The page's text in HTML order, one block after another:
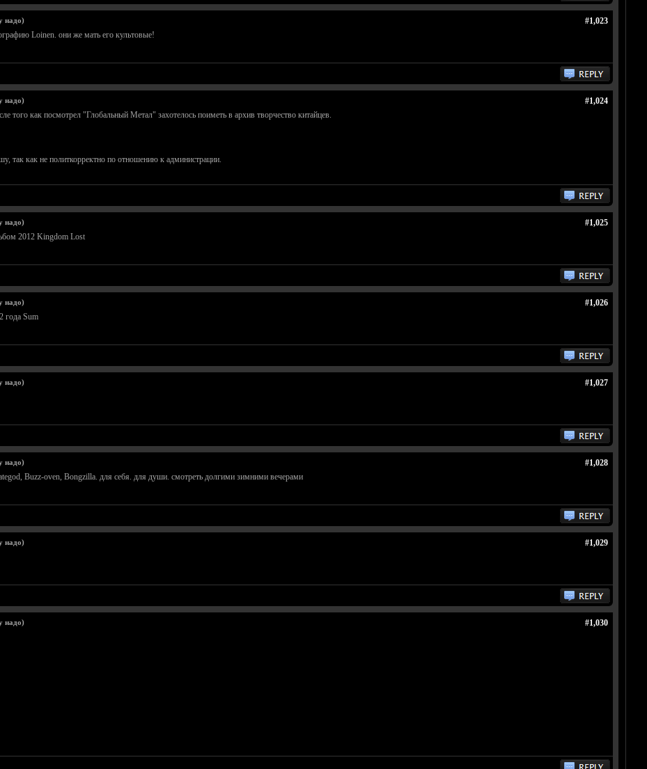
#1,023
надо)
Loinen. они же мать его культовые!
#1,024
надо)
того как посмотрел "Глобальный Метал" захотелось поиметь в архив творчество китайцев.
так как не политкорректно по отношению к администрации.
#1,025
надо)
2012 Kingdom Lost
#1,026
надо)
года Sum
#1,027
надо)
#1,028
надо)
Buzz-oven, Bongzilla. для себя. для души. смотреть долгими зимними вечерами
#1,029
надо)
#1,030
надо)